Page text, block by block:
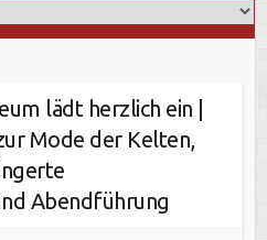
lädt herzlich ein |
Mode der Kelten,
Abendführung